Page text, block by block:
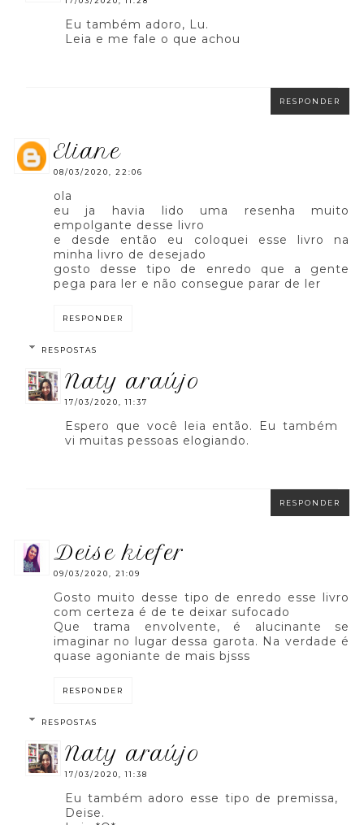
Eu também adoro, Lu.
Leia e me fale o que achou
RESPONDER
eliane
08/03/2020, 22:06
ola
eu ja havia lido uma resenha muito
empolgante desse livro
e desde então eu coloquei esse livro na
minha livro de desejado
gosto desse tipo de enredo que a gente
pega para ler e não consegue parar de ler
RESPONDER
RESPOSTAS
naty araújo
17/03/2020, 11:37
Espero que você leia então. Eu também
vi muitas pessoas elogiando.
RESPONDER
deise kiefer
09/03/2020, 21:09
Gosto muito desse tipo de enredo esse livro
com certeza é de te deixar sufocado
Que trama envolvente, é alucinante se
imaginar no lugar dessa garota. Na verdade é
quase agoniante de mais bjsss
RESPONDER
RESPOSTAS
naty araújo
17/03/2020, 11:38
Eu também adoro esse tipo de premissa,
Deise.